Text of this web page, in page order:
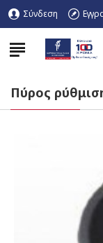
Σύνδεση
Πύρος